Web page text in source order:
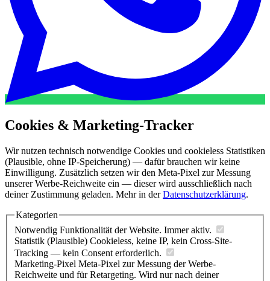
Cookies & Marketing-Tracker
Wir nutzen technisch notwendige Cookies und cookieless Statistiken
(Plausible, ohne IP-Speicherung) — dafür brauchen wir keine
Einwilligung. Zusätzlich setzen wir den Meta-Pixel zur Messung
unserer Werbe-Reichweite ein — dieser wird ausschließlich nach
deiner Zustimmung geladen. Mehr in derDatenschutzerklärung.
Kategorien
Notwendig Funktionalität der Website. Immer aktiv.
Statistik (Plausible) Cookieless, keine IP, kein Cross-Site-
Tracking — kein Consent erforderlich.
Marketing-Pixel Meta-Pixel zur Messung der Werbe-
Reichweite und für Retargeting. Wird nur nach deiner